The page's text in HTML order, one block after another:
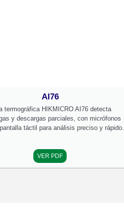
AI76
termográfica HIKMICRO AI76 detecta
y descargas parciales, con micrófonos
táctil para análisis preciso y rápido.
VER PDF